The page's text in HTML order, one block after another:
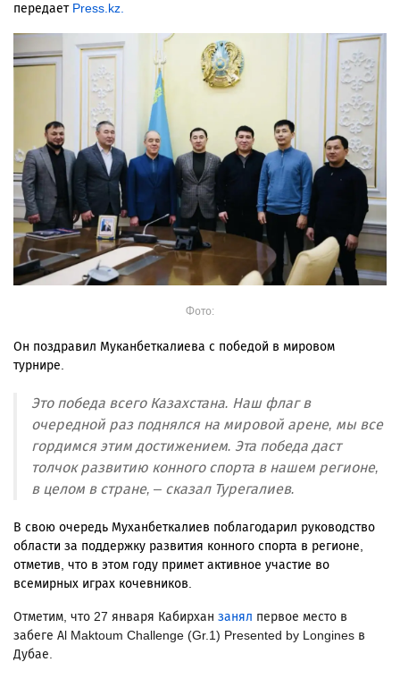
передает Press.kz.
Фото:
Он поздравил Муканбеткалиева с победой в мировом
турнире.
Это победа всего Казахстана. Наш флаг в
очередной раз поднялся на мировой арене, мы все
гордимся этим достижением. Эта победа даст
толчок развитию конного спорта в нашем регионе,
в целом в стране, – сказал Турегалиев.
В свою очередь Муханбеткалиев поблагодарил руководство
области за поддержку развития конного спорта в регионе,
отметив, что в этом году примет активное участие во
всемирных играх кочевников.
Отметим, что 27 января Кабирхан занял первое место в
забеге Al Maktoum Challenge (Gr.1) Presented by Longines в
Дубае.